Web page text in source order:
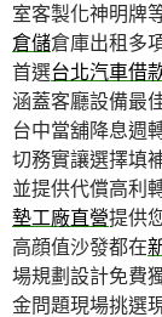
室客製化神明牌
倉儲倉庫出租多
首選台北汽車借
涵蓋客廳設備最
台中當舖降息週
切務實讓選擇填
並提供代償高利
墊工廠直營提供
高顔值沙發都在
場規劃設計免費
金問題現場挑選